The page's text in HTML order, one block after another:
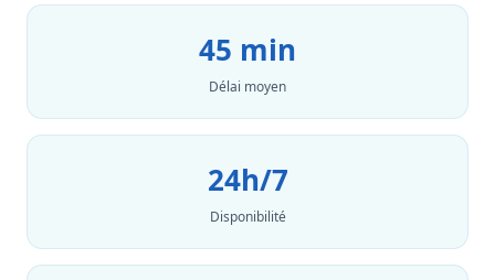
45 min
Délai moyen
24h/7
Disponibilité